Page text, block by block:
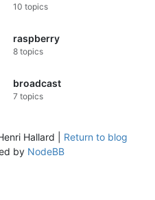
10 topics
raspberry
8 topics
broadcast
7 topics
Hallard | Return to blog
by NodeBB